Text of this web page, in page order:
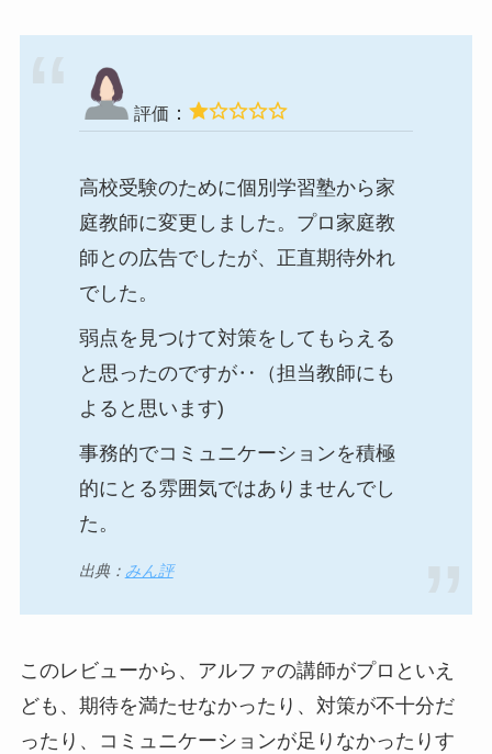
評価 ：
高校受験のために個別学習塾から家
庭教師に変更しました。プロ家庭教
師との広告でしたが、正直期待外れ
でした。
弱点を見つけて対策をしてもらえる
と思ったのですが‥（担当教師にも
よると思います)
事務的でコミュニケーションを積極
的にとる雰囲気ではありませんでし
た。
出典： みん評
このレビューから、アルファの講師がプロといえ
ども、期待を満たせなかったり、対策が不十分だ
ったり、コミュニケーションが足りなかったりす